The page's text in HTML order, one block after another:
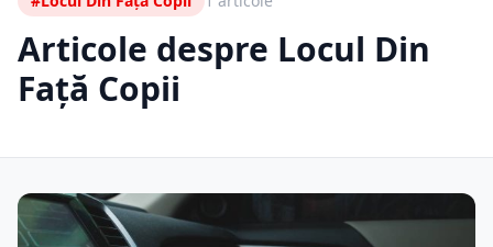
Articole despre Locul Din
Față Copii